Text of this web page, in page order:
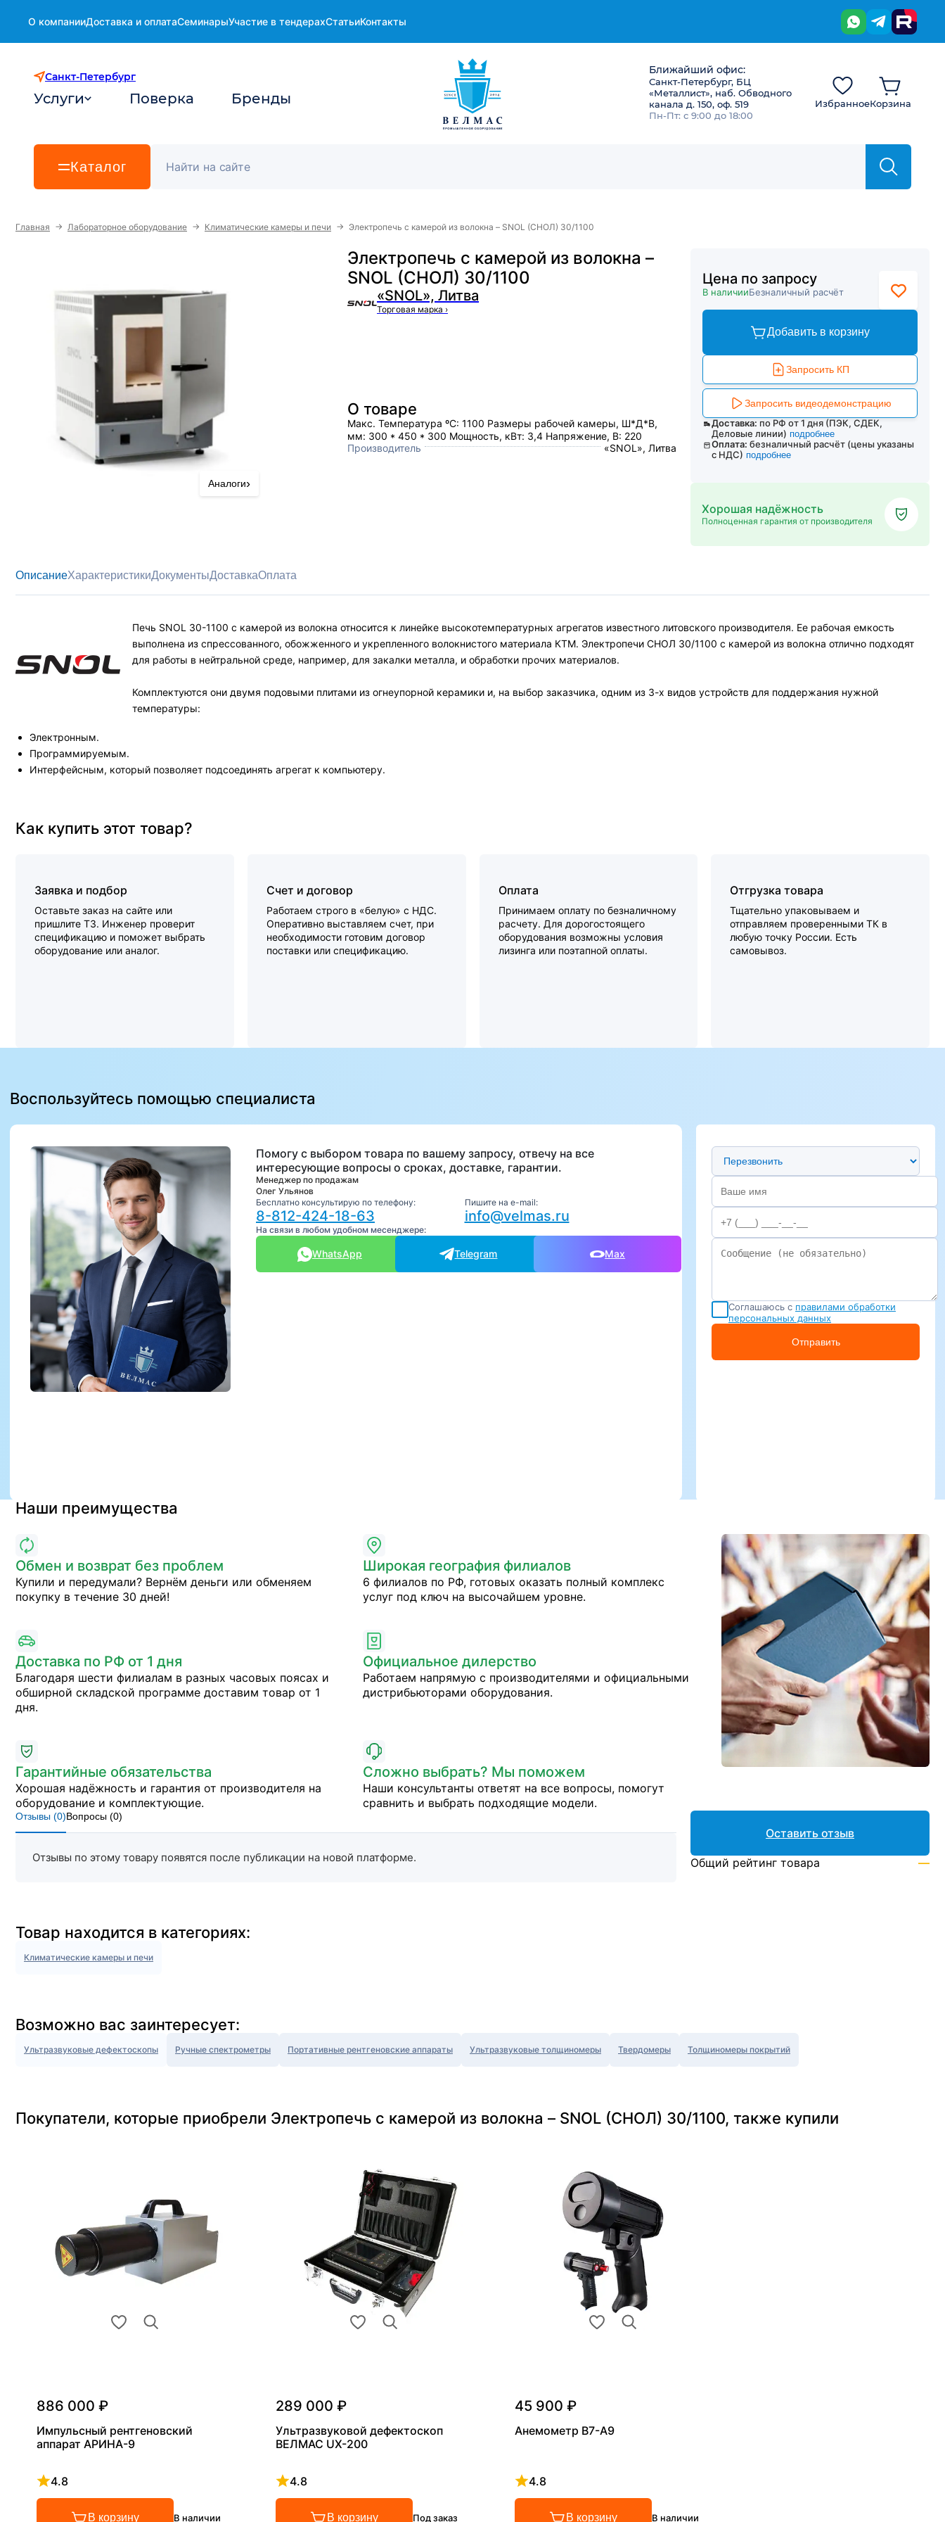
О компанииДоставка и оплатаСеминарыУчастие в тендерахСтатьиКонтакты
Санкт-Петербург
Услуги Поверка Бренды
Ближайший офис:
Санкт-Петербург, БЦ
«Металлист», наб. Обводного
канала д. 150, оф. 519
Пн-Пт: с 9:00 до 18:00
ИзбранноеКорзина
Каталог
Главная → Лабораторное оборудование → Климатические камеры и печи → Электропечь с камерой из волокна – SNOL (СНОЛ) 30/1100
Электропечь с камерой из волокна –
SNOL (СНОЛ) 30/1100
«SNOL», Литва
Торговая марка ›
Аналоги›
О товаре
Макс. Температура ºC: 1100 Размеры рабочей камеры, Ш*Д*В,
мм: 300 * 450 * 300 Мощность, кВт: 3,4 Напряжение, В: 220
Производитель
«SNOL», Литва
Цена по запросу
В наличииБезналичный расчёт
Добавить в корзину
Запросить КП
Запросить видеодемонстрацию
Доставка: по РФ от 1 дня (ПЭК, СДЕК,
Деловые линии) подробнее
Оплата: безналичный расчёт (цены указаны
с НДС) подробнее
Хорошая надёжность
Полноценная гарантия от производителя
ОписаниеХарактеристикиДокументыДоставкаОплата
Печь SNOL 30-1100 с камерой из волокна относится к линейке высокотемпературных агрегатов известного литовского производителя. Ее рабочая емкость
выполнена из спрессованного, обожженного и укрепленного волокнистого материала КТМ. Электропечи СНОЛ 30/1100 с камерой из волокна отлично подходят
для работы в нейтральной среде, например, для закалки металла, и обработки прочих материалов.
Комплектуются они двумя подовыми плитами из огнеупорной керамики и, на выбор заказчика, одним из 3-х видов устройств для поддержания нужной
температуры:
Электронным.
Программируемым.
Интерфейсным, который позволяет подсоединять агрегат к компьютеру.
Как купить этот товар?
Заявка и подбор
Оставьте заказ на сайте или
пришлите ТЗ. Инженер проверит
спецификацию и поможет выбрать
оборудование или аналог.
Счет и договор
Работаем строго в «белую» с НДС.
Оперативно выставляем счет, при
необходимости готовим договор
поставки или спецификацию.
Оплата
Принимаем оплату по безналичному
расчету. Для дорогостоящего
оборудования возможны условия
лизинга или поэтапной оплаты.
Отгрузка товара
Тщательно упаковываем и
отправляем проверенными ТК в
любую точку России. Есть
самовывоз.
Воспользуйтесь помощью специалиста
Помогу с выбором товара по вашему запросу, отвечу на все
интересующие вопросы о сроках, доставке, гарантии.
Менеджер по продажам
Олег Ульянов
Бесплатно консультирую по телефону:
8-812-424-18-63
Пишите на e-mail:
info@velmas.ru
На связи в любом удобном месенджере:
WhatsApp Telegram Max
Предпочтительный способ связи
Соглашаюсь с правилами обработки
персональных данных
Отправить
Наши преимущества
Обмен и возврат без проблем
Купили и передумали? Вернём деньги или обменяем
покупку в течение 30 дней!
Широкая география филиалов
6 филиалов по РФ, готовых оказать полный комплекс
услуг под ключ на высочайшем уровне.
Доставка по РФ от 1 дня
Благодаря шести филиалам в разных часовых поясах и
обширной складской программе доставим товар от 1
дня.
Официальное дилерство
Работаем напрямую с производителями и официальными
дистрибьюторами оборудования.
Гарантийные обязательства
Хорошая надёжность и гарантия от производителя на
оборудование и комплектующие.
Сложно выбрать? Мы поможем
Наши консультанты ответят на все вопросы, помогут
сравнить и выбрать подходящие модели.
Отзывы (0)Вопросы (0)
Отзывы по этому товару появятся после публикации на новой платформе.
Оставить отзыв
Общий рейтинг товара —
Товар находится в категориях:
Климатические камеры и печи
Возможно вас заинтересует:
Ультразвуковые дефектоскопы Ручные спектрометры Портативные рентгеновские аппараты Ультразвуковые толщиномеры Твердомеры Толщиномеры покрытий
Покупатели, которые приобрели Электропечь с камерой из волокна – SNOL (СНОЛ) 30/1100, также купили
886 000 ₽
Импульсный рентгеновский
аппарат АРИНА-9
4.8
Рейтинг 4.8 из 5
В корзину В наличии
289 000 ₽
Ультразвуковой дефектоскоп
ВЕЛМАС UX-200
4.8
Рейтинг 4.8 из 5
В корзину Под заказ
45 900 ₽
Анемометр В7-А9
4.8
Рейтинг 4.8 из 5
В корзину В наличии